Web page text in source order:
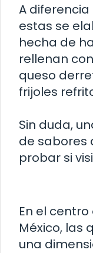
A
estas se
hecha de
rellenan
queso
frijoles
Sin duda,
de sabores
probar si
En el
México, las
una